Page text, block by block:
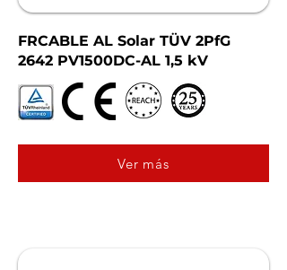
FRCABLE AL Solar TÜV 2PfG
2642 PV1500DC-AL 1,5 kV
Ver más